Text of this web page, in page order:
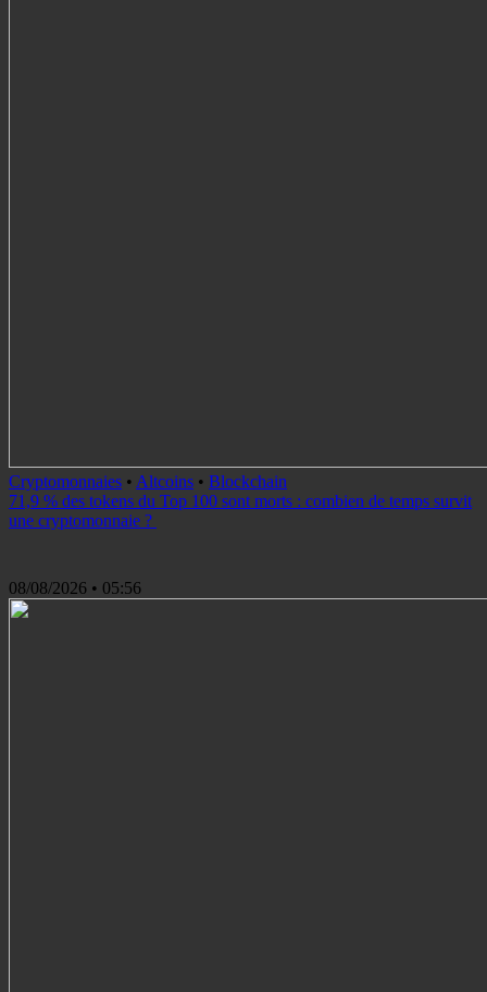
Cryptomonnaies • Altcoins • Blockchain
71,9 % des tokens du Top 100 sont morts : combien de temps survit
une cryptomonnaie ?
08/08/2026 • 05:56